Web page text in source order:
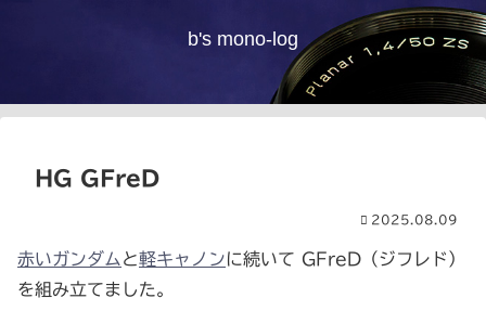
b's mono-log
HG GFreD
2025.08.09
赤いガンダム と軽キャノンに続いて GFreD（ジフレド）
を組み立てました。